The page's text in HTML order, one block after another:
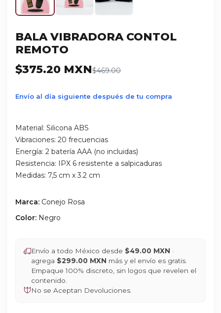
BALA VIBRADORA CONTOL
REMOTO
$375.20 MXN$469.00
Envío al día siguiente después de tu compra
Material: Silicona ABS
Vibraciones: 20 frecuencias
Energía: 2 batería AAA (no incluidas)
Resistencia: IPX 6 resistente a salpicaduras
Medidas: 7,5 cm x 3.2 cm
Marca: Conejo Rosa
Color: Negro
Envío a todo México desde $49.00 MXN ·
agrega $299.00 MXN más y el envío es gratis.
Empaque 100% discreto, sin logos que revelen el
contenido.
No se Aceptan Devoluciones.